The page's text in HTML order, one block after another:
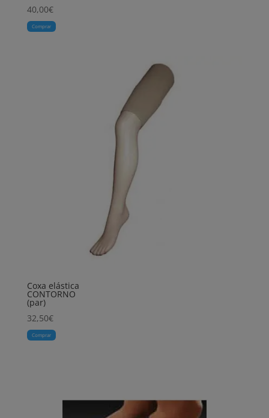
40,00€
Comprar
Coxa elástica
CONTORNO
(par)
32,50€
Comprar